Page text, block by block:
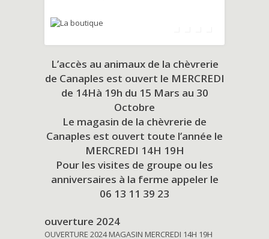
L’accès au animaux de la chèvrerie
de Canaples est ouvert le MERCREDI
de 14Hà 19h du 15 Mars au 30
Octobre
Le magasin de la chèvrerie de
Canaples est ouvert toute l’année le
MERCREDI 14H 19H
Pour les visites de groupe ou les
anniversaires à la ferme appeler le
06 13 11 39 23
ouverture 2024
OUVERTURE 2024 MAGASIN MERCREDI 14H 19H